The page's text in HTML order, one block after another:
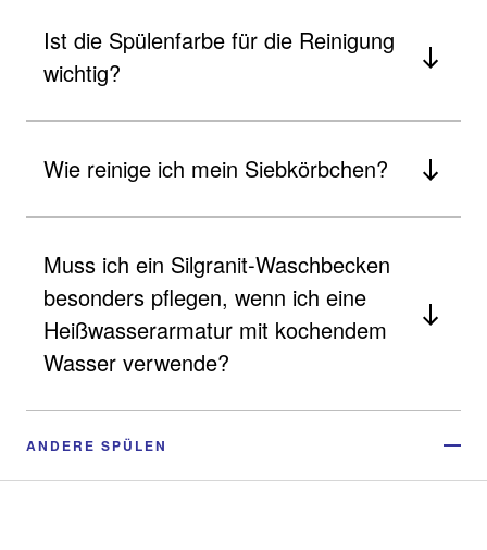
Ist die Spülenfarbe für die Reinigung
wichtig?
Wie reinige ich mein Siebkörbchen?
Muss ich ein Silgranit-Waschbecken
besonders pflegen, wenn ich eine
Heißwasserarmatur mit kochendem
Wasser verwende?
ANDERE SPÜLEN